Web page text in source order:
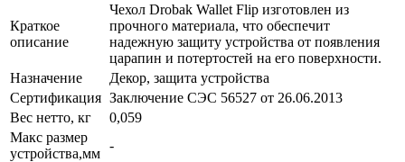
Краткое
описание
Чехол Drobak Wallet Flip изготовлен из
прочного материала, что обеспечит
надежную защиту устройства от появления
царапин и потертостей на его поверхности.
Назначение
Декор, защита устройства
Сертификация Заключение СЭС 56527 от 26.06.2013
Вес нетто, кг
0,059
Макс размер
устройства,мм
-